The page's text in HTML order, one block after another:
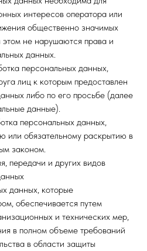
интересов оператора или
общественно значимых
этом не нарушаются права и
данных.
персональных данных,
лиц к которым предоставлен
либо по его просьбе (далее
данные).
персональных данных,
или обязательному раскрытию в
законом.
передачи и других видов
данных, которые
обеспечивается путем
и технических мер,
в полном объеме требований
в области защиты